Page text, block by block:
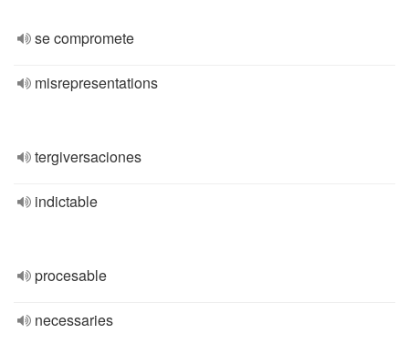
se compromete
misrepresentations
tergiversaciones
indictable
procesable
necessaries